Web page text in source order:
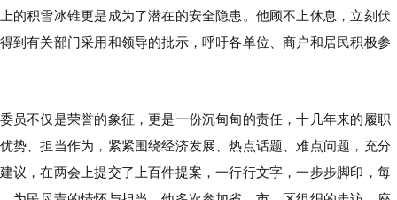
的积雪冰锥更是成为了潜在的安全隐患。他顾不上休息，立刻伏
到有关部门采用和领导的批示，呼吁各单位、商户和居民积极参
员不仅是荣誉的象征，更是一份沉甸甸的责任，十几年来的履职
势、担当作为，紧紧围绕经济发展、热点话题、难点问题，充分
议，在两会上提交了上百件提案，一行行文字，一步步脚印，每